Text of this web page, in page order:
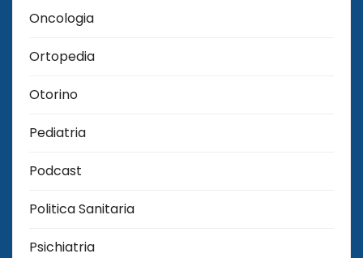
Oncologia
Ortopedia
Otorino
Pediatria
Podcast
Politica Sanitaria
Psichiatria